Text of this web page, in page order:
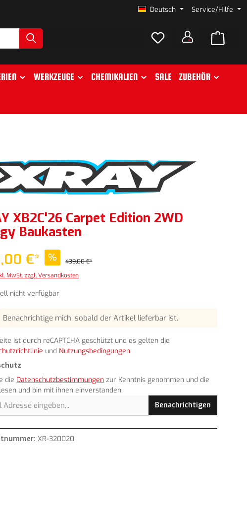
Deutsch Service/Hilfe
WERKZEUGE CHEMIKALIEN SALE ZUBEHÖR
XB2C'26 Carpet Edition 2WD
Baukasten
€* %
439,00 €*
MwSt. zzgl. Versandkosten
nicht verfügbar
Benachrichtige mich, sobald der Artikel lieferbar ist.
ist durch reCAPTCHA geschützt und es gelten die
und Nutzungsbedingungen.
die Datenschutzbestimmungen zur Kenntnis genommen und die
und bin mit ihnen einverstanden.
Benachrichtigen
XR-320020